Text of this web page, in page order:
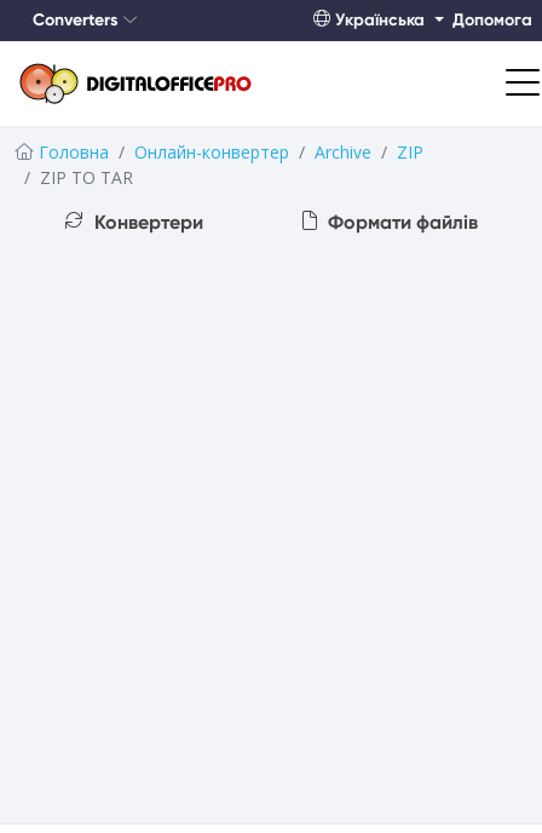
Converters Українська Допомога
Головна Онлайн-конвертер Archive
ZIP
ZIP TO TAR
Конвертери
Формати файлів